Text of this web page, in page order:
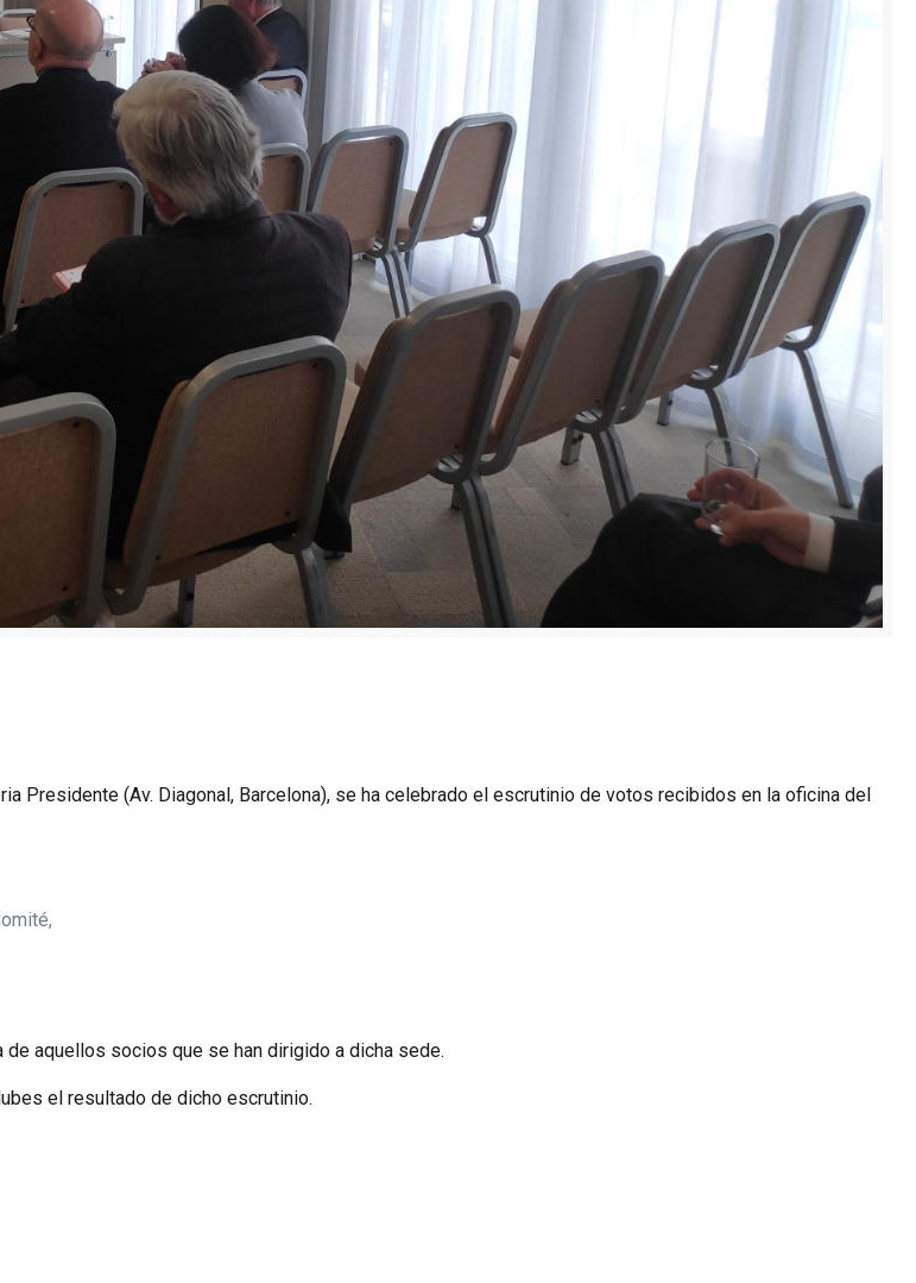
Presidente (Av. Diagonal, Barcelona), se ha celebrado el escrutinio de votos recibidos en la oficina del
aquellos socios que se han dirigido a dicha sede.
el resultado de dicho escrutinio.